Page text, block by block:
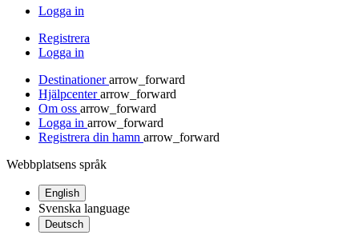
Logga in
Registrera
Logga in
Destinationerarrow_forward
Hjälpcenterarrow_forward
Om oss arrow_forward
Logga in arrow_forward
Registrera din hamn arrow_forward
Webbplatsens språk
English
Svenska language
Deutsch